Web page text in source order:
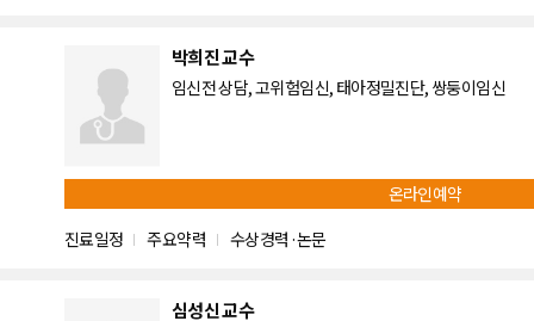
박희진 교수
임신전 상담, 고위험임신, 태아정밀진단, 쌍둥이임신
온라인예약
진료일정
주요약력 수상경력·논문
심성신 교수